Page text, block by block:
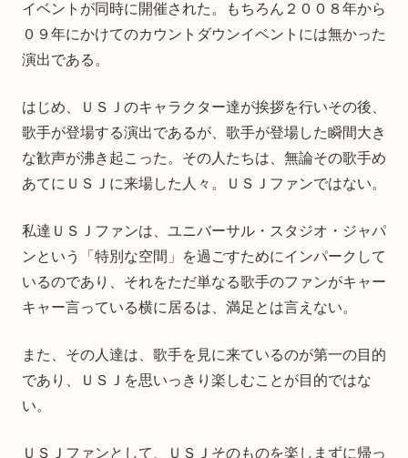
イベントが同時に開催された。もちろん２００８年から
０９年にかけてのカウントダウンイベントには無かった
演出である。
はじめ、ＵＳＪのキャラクター達が挨拶を行いその後、
歌手が登場する演出であるが、歌手が登場した瞬間大き
な歓声が沸き起こった。その人たちは、無論その歌手め
あてにＵＳＪに来場した人々。ＵＳＪファンではない。
私達ＵＳＪファンは、ユニバーサル・スタジオ・ジャパ
ンという「特別な空間」を過ごすためにインパークして
いるのであり、それをただ単なる歌手のファンがキャー
キャー言っている横に居るは、満足とは言えない。
また、その人達は、歌手を見に来ているのが第一の目的
であり、ＵＳＪを思いっきり楽しむことが目的ではな
い。
ＵＳＪファンとして、ＵＳＪそのものを楽しまずに帰っ